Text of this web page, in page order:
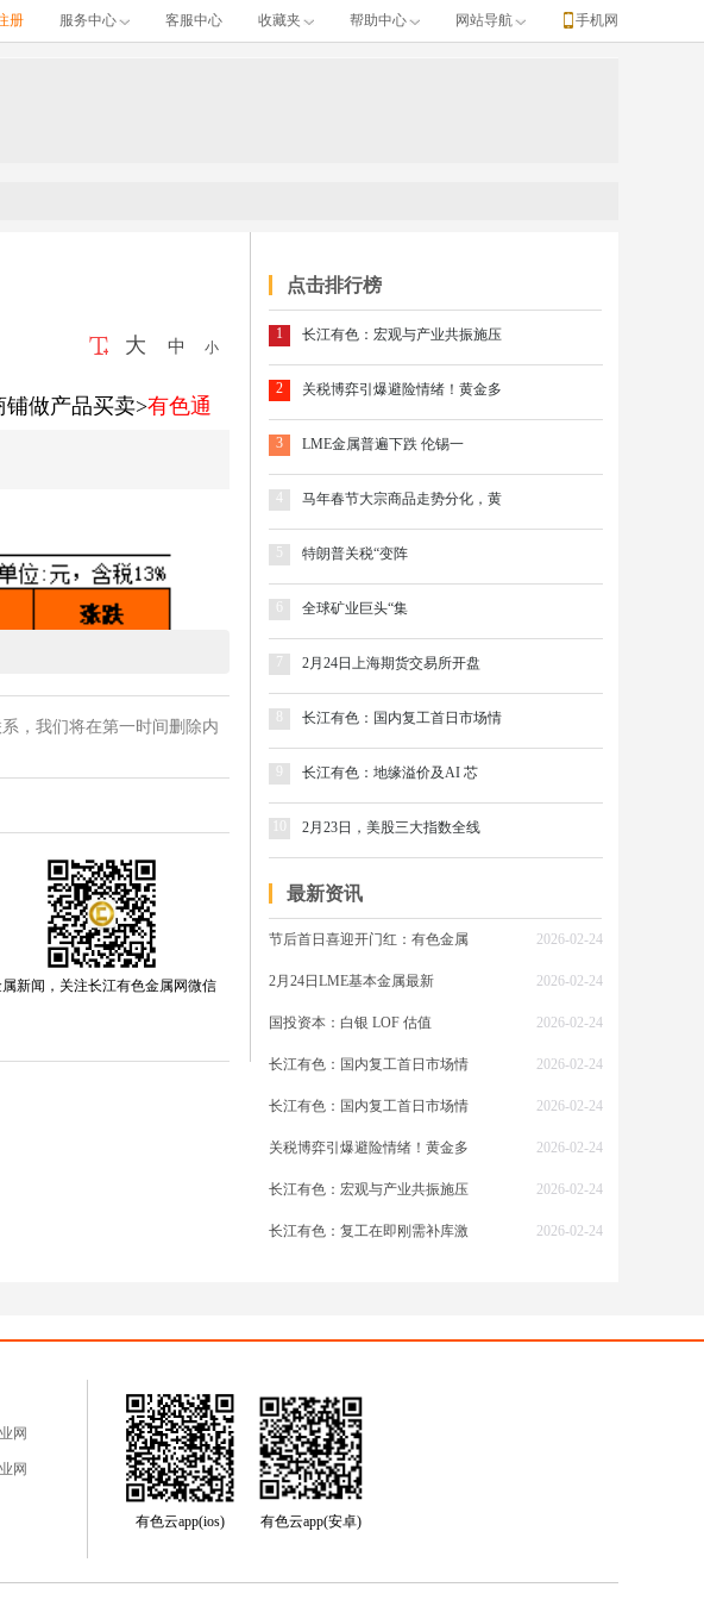
册 服务中心 客服中心 收藏夹 帮助中心 网站导航 手机网
大 中 小
铺做产品买卖>有色通
，我们将在第一时间删除内
新闻，关注长江有色金属网微信
点击排行榜
1 长江有色：宏观与产业共振施压
2 关税博弈引爆避险情绪！黄金多
3 LME金属普遍下跌 伦锡一
4 马年春节大宗商品走势分化，黄
5 特朗普关税“变阵
全球矿业巨头“集
7 2月24日上海期货交易所开盘
长江有色：国内复工首日市场情
长江有色：地缘溢价及AI 芯
2月23日，美股三大指数全线
最新资讯
节后首日喜迎开门红：有色金属 2026-02-24
2月24日LME基本金属最新 2026-02-24
国投资本：白银 LOF 估值 2026-02-24
长江有色：国内复工首日市场情 2026-02-24
长江有色：国内复工首日市场情 2026-02-24
关税博弈引爆避险情绪！黄金多 2026-02-24
长江有色：宏观与产业共振施压 2026-02-24
长江有色：复工在即刚需补库激 2026-02-24
网
网
有色云app(ios) 有色云app(安卓)